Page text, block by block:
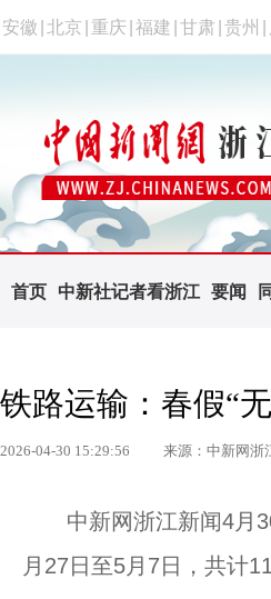
安徽 北京 重庆 福建 甘肃 贵州
首页 中新社记者看浙江 要闻
铁路运输：春假“
2026-04-30 15:29:56 来源：中新网浙
中新网浙江新闻4月30
月27日至5月7日，共计